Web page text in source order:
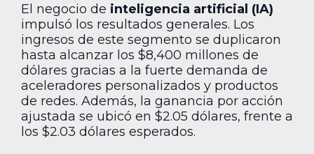
El negocio de inteligencia artificial (IA)
impulsó los resultados generales. Los
ingresos de este segmento se duplicaron
hasta alcanzar los $8,400 millones de
dólares gracias a la fuerte demanda de
aceleradores personalizados y productos
de redes. Además, la ganancia por acción
ajustada se ubicó en $2.05 dólares, frente a
los $2.03 dólares esperados.